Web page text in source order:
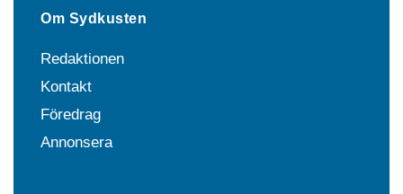
Om Sydkusten
Redaktionen
Kontakt
Föredrag
Annonsera